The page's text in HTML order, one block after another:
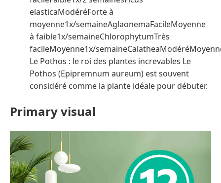
elasticaModéréForte à
moyenne1x/semaineAglaonemaFacileMoyenne
à faible1x/semaineChlorophytumTrès
facileMoyenne1x/
Le Pothos : le roi des plantes increvables Le
Pothos (Epipremnum aureum) est souvent
considéré comme la plante idéale pour débuter.
Primary visual